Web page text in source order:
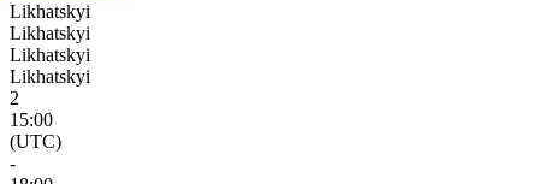
Likhatskyi
Likhatskyi
Likhatskyi
Likhatskyi
2
15:00
(UTC)
-